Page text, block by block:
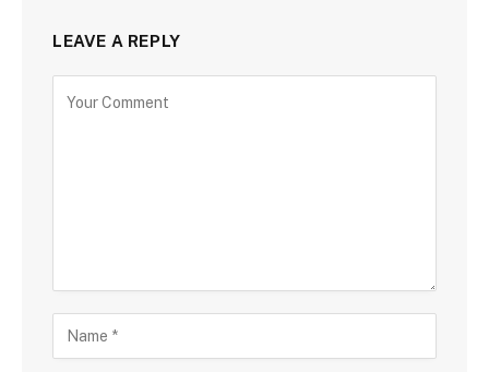
LEAVE A REPLY